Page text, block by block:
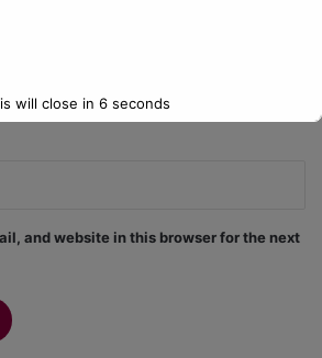
and website in this browser for the next
will close in 6seconds